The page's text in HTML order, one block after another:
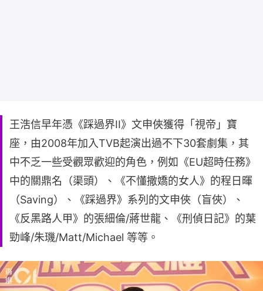
王浩信早年憑《踩過界II》文申俠獲得「視帝」寶
座，由2008年加入TVB起演出過不下30套劇集，其
中不乏一些受觀眾歡迎的角色，例如《EU超時任務》
中的關鼎名（渠頭）、《不懂撒嬌的女人》的程日暉
（Saving）、《踩過界》系列的文申俠（盲俠）、
《反黑路人甲》的張細倫/蔣世龍、《刑偵日記》的葉
勁峰/朱璣/Matt/Michael 等等。